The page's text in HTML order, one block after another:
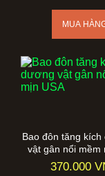
Bao đôn tăng
vật gân nổi mềm
370.000